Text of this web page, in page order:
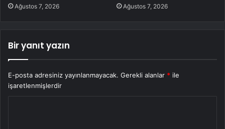
Ağustos 7, 2026 Ağustos 7, 2026
Bir yanıt yazın
E-posta adresiniz yayınlanmayacak. Gerekli alanlar * ile
işaretlenmişlerdir